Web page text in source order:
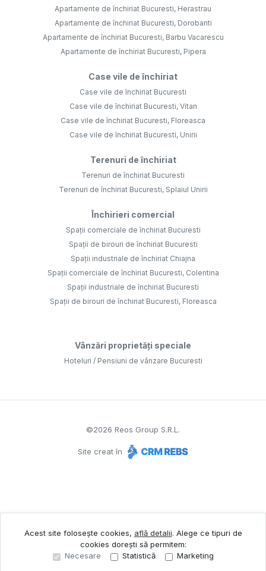
Apartamente de închiriat Bucuresti, Herastrau
Apartamente de închiriat Bucuresti, Dorobanti
Apartamente de închiriat Bucuresti, Barbu Vacarescu
Apartamente de închiriat Bucuresti, Pipera
Case vile de închiriat
Case vile de închiriat Bucuresti
Case vile de închiriat Bucuresti, Vitan
Case vile de închiriat Bucuresti, Floreasca
Case vile de închiriat Bucuresti, Unirii
Terenuri de închiriat
Terenuri de închiriat Bucuresti
Terenuri de închiriat Bucuresti, Splaiul Unirii
Închirieri comercial
Spații comerciale de închiriat Bucuresti
Spații de birouri de închiriat Bucuresti
Spații industriale de închiriat Chiajna
Spații comerciale de închiriat Bucuresti, Colentina
Spații industriale de închiriat Bucuresti
Spații de birouri de închiriat Bucuresti, Floreasca
Vânzări proprietăți speciale
Hoteluri / Pensiuni de vânzare Bucuresti
©2026 Reos Group S.R.L.
Site creat în
Acest site folosește cookies, află detalii. Alege ce tipuri de
cookies dorești să permitem:
Necesare
Statistică Marketing